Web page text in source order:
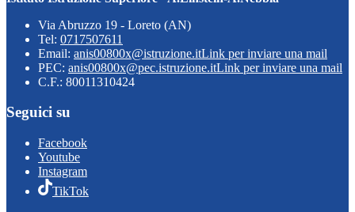
Via Abruzzo 19 - Loreto (AN)
Tel: 0717507611
Email: anis00800x@istruzione.itLink per inviare una mail
PEC: anis00800x@pec.istruzione.itLink per inviare una mail
C.F.: 80011310424
Seguici su
Facebook
Youtube
Instagram
TikTok